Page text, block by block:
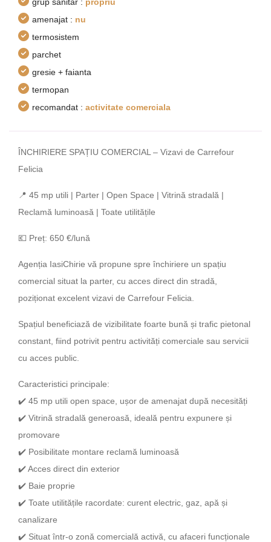
amenajat : nu
termosistem
parchet
gresie + faianta
termopan
recomandat : activitate comerciala
ÎNCHIRIERE SPAȚIU COMERCIAL – Vizavi de Carrefour
Felicia
📍 45 mp utili | Parter | Open Space | Vitrină stradală |
Reclamă luminoasă | Toate utilitățile
💶 Preț: 650 €/lună
Agenția IasiChirie vă propune spre închiriere un spațiu
comercial situat la parter, cu acces direct din stradă,
poziționat excelent vizavi de Carrefour Felicia.
Spațiul beneficiază de vizibilitate foarte bună și trafic pietonal
constant, fiind potrivit pentru activități comerciale sau servicii
cu acces public.
Caracteristici principale:
✔️ 45 mp utili open space, ușor de amenajat după necesități
✔️ Vitrină stradală generoasă, ideală pentru expunere și
promovare
✔️ Posibilitate montare reclamă luminoasă
✔️ Acces direct din exterior
✔️ Baie proprie
✔️ Toate utilitățile racordate: curent electric, gaz, apă și
canalizare
✔️ Situat într-o zonă comercială activă, cu afaceri funcționale